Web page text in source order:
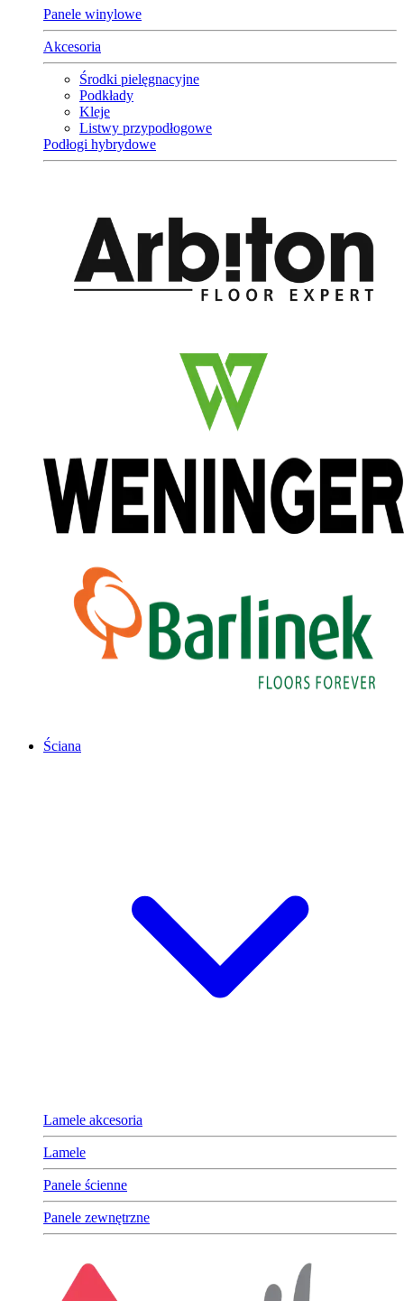
Panele winylowe
Akcesoria
Środki pielęgnacyjne
Podkłady
Kleje
Listwy przypodłogowe
Podłogi hybrydowe
Ściana
Lamele akcesoria
Lamele
Panele ścienne
Panele zewnętrzne